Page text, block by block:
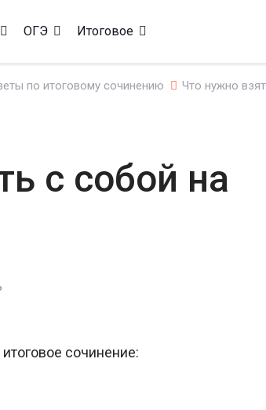
ОГЭ Итоговое
по итоговому сочинению Что нужно
с собой на
сочинение: